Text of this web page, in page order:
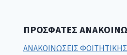
ΠΡΌΣΦΑΤΕΣ
ΑΝΑΚΟΙΝΩΣΕΙΣ